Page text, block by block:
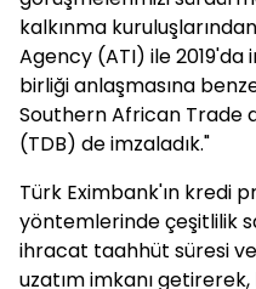
kalkınma
Agency (ATI) ile 2019'da
birliği anlaşmasına
Southern African Trade
(TDB) de imzaladık."
Türk Eximbank'ın kredi
yöntemlerinde çeşitlilik
ihracat taahhüt süresi
uzatım imkanı